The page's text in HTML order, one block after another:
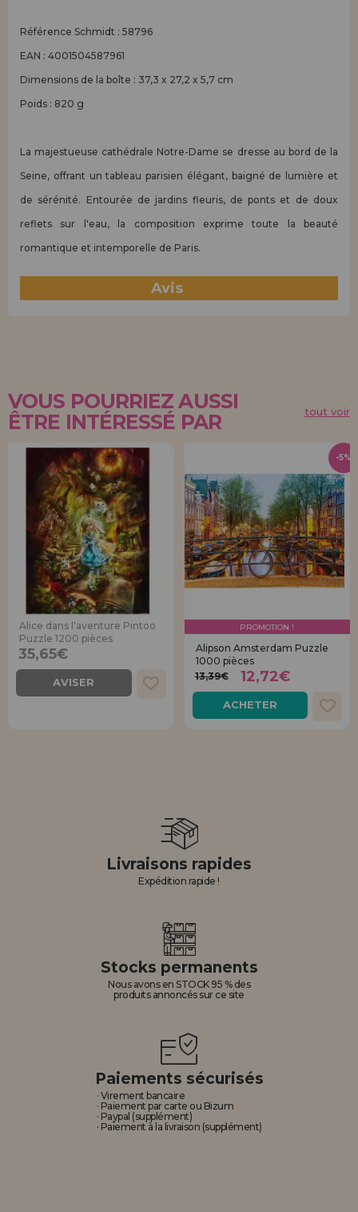
Référence Schmidt : 58796
EAN : 4001504587961
Dimensions de la boîte : 37,3 x 27,2 x 5,7 cm
Poids : 820 g
La majestueuse cathédrale Notre-Dame se dresse au bord de la
Seine, offrant un tableau parisien élégant, baigné de lumière et
de sérénité. Entourée de jardins fleuris, de ponts et de doux
reflets sur l'eau, la composition exprime toute la beauté
romantique et intemporelle de Paris.
Avis
VOUS POURRIEZ AUSSI
ÊTRE INTÉRESSÉ PAR
tout voir
Alice dans l'aventure Pintoo
Puzzle 1200 pièces
35,65€
AVISER
PROMOTION !
Alipson Amsterdam Puzzle
1000 pièces
13,39€
12,72€
ACHETER
-5%
Livraisons rapides
Expédition rapide !
Stocks permanents
Nous avons en STOCK 95 % des
produits annoncés sur ce site
Paiements sécurisés
· Virement bancaire
· Paiement par carte ou Bizum
· Paypal (supplément)
· Paiement à la livraison (supplément)